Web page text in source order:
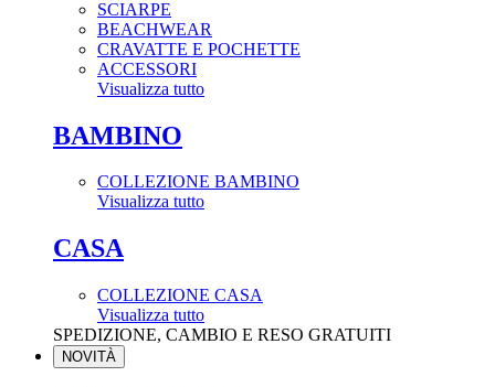
SCIARPE
BEACHWEAR
CRAVATTE E POCHETTE
ACCESSORI
Visualizza tutto
BAMBINO
COLLEZIONE BAMBINO
Visualizza tutto
CASA
COLLEZIONE CASA
Visualizza tutto
SPEDIZIONE, CAMBIO E RESO GRATUITI
NOVITÀ